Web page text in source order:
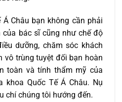
Châu bạn không cần phải
của bác sĩ cũng như chế độ
dưỡng, chăm sóc khách
vô trùng tuyệt đối bạn hoàn
toàn và tính thẩm mỹ của
khoa Quốc Tế Á Châu. Nụ
chí chúng tôi hướng đến.